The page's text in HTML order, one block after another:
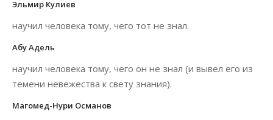
Эльмир Кулиев
научил человека тому, чего тот не знал.
Абу Адель
научил человека тому, чего он не знал (и вывел его из
темени невежества к свету знания).
Магомед-Нури Османов